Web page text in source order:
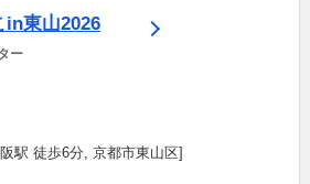
in東山2026
ー
駅 徒歩6分, 京都市東山区]